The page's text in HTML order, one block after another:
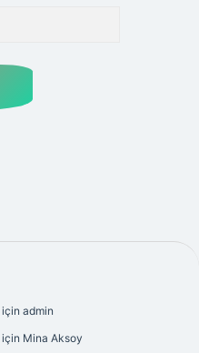
için admin
için Mina Aksoy